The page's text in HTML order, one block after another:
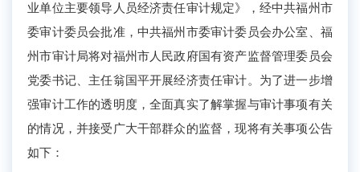
业单位主要领导人员经济责任审计规定》，经中共福州市
委审计委员会批准，中共福州市委审计委员会办公室、福
州市审计局将对福州市人民政府国有资产监督管理委员会
党委书记、主任翁国平开展经济责任审计。为了进一步增
强审计工作的透明度，全面真实了解掌握与审计事项有关
的情况，并接受广大干部群众的监督，现将有关事项公告
如下：